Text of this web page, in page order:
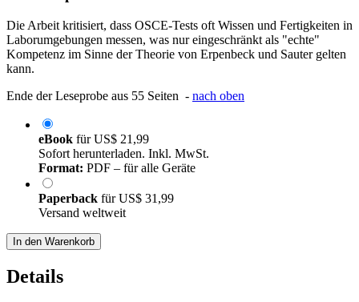
Die Arbeit kritisiert, dass OSCE-Tests oft Wissen und Fertigkeiten in
Laborumgebungen messen, was nur eingeschränkt als "echte"
Kompetenz im Sinne der Theorie von Erpenbeck und Sauter gelten
kann.
Ende der Leseprobe aus 55 Seiten - nach oben
eBook fürUS$ 21,99
Sofort herunterladen. Inkl. MwSt.
Format: PDF – für alle Geräte
Paperback fürUS$ 31,99
Versand weltweit
In den Warenkorb
Details